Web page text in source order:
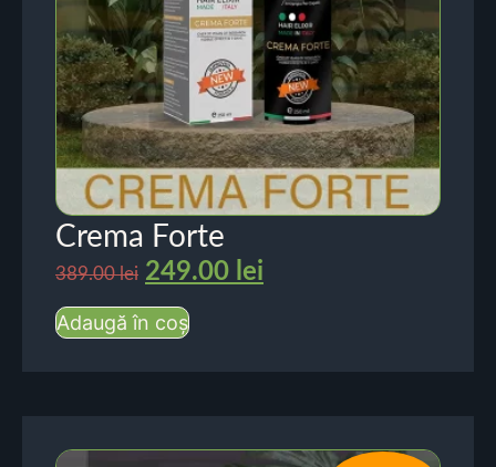
Crema Forte
389.00lei 249.00 lei
Adaugă în coș